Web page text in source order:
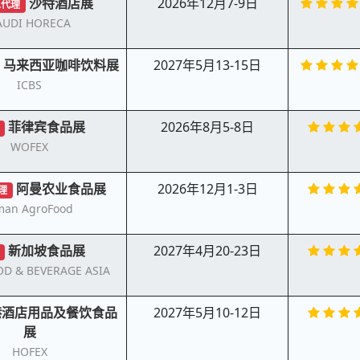
理
HORECA
马来西亚咖啡饮料展
ICBS
2027年5月13-15日
菲律宾食品展
WOFEX
2026年8月5-8日
阿曼农业食品展
AgroFood
2026年12月1-3日
新加坡食品展
& BEVERAGE ASIA
2027年4月20-23日
店用品及餐饮食品
展
HOFEX
2027年5月10-12日